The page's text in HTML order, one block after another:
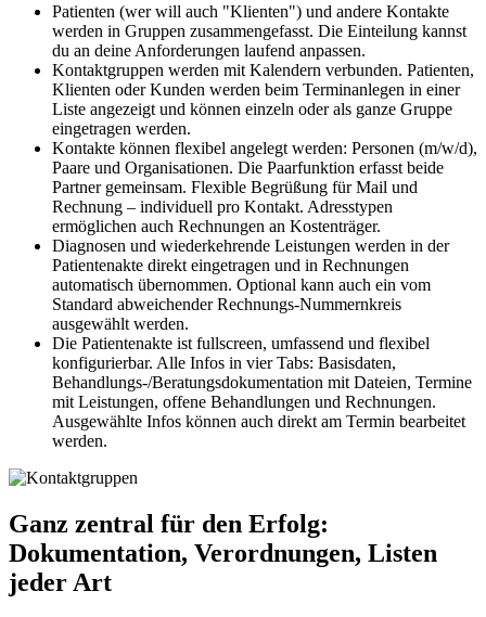
Patienten (wer will auch "Klienten") und andere Kontakte
werden in Gruppen zusammengefasst. Die Einteilung kannst
du an deine Anforderungen laufend anpassen.
Kontaktgruppen werden mit Kalendern verbunden. Patienten,
Klienten oder Kunden werden beim Terminanlegen in einer
Liste angezeigt und können einzeln oder als ganze Gruppe
eingetragen werden.
Kontakte können flexibel angelegt werden: Personen (m/w/d),
Paare und Organisationen. Die Paarfunktion erfasst beide
Partner gemeinsam. Flexible Begrüßung für Mail und
Rechnung – individuell pro Kontakt. Adresstypen
ermöglichen auch Rechnungen an Kostenträger.
Diagnosen und wiederkehrende Leistungen werden in der
Patientenakte direkt eingetragen und in Rechnungen
automatisch übernommen. Optional kann auch ein vom
Standard abweichender Rechnungs-Nummernkreis
ausgewählt werden.
Die Patientenakte ist fullscreen, umfassend und flexibel
konfigurierbar. Alle Infos in vier Tabs: Basisdaten,
Behandlungs-/Beratungs­dokumentation mit Dateien, Termine
mit Leistungen, offene Behandlungen und Rechnungen.
Ausgewählte Infos können auch direkt am Termin bearbeitet
werden.
Ganz zentral für den Erfolg:
Dokumentation, Verordnungen, Listen
jeder Art